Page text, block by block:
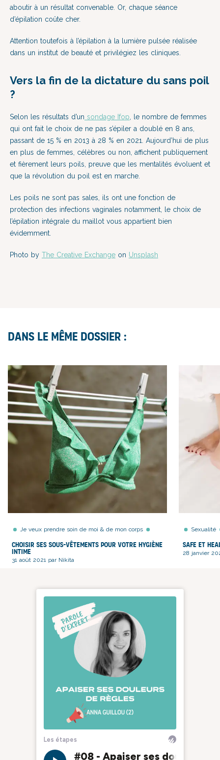
aboutir à un résultat convenable. Or, chaque séance
d’épilation coûte cher.
Attention toutefois à l’épilation à la lumière pulsée réalisée
dans un institut de beauté et privilégiez les cliniques.
Vers la fin de la dictature du sans poil
?
Selon les résultats d’un sondage Ifop , le nombre de femmes
qui ont fait le choix de ne pas s’épiler a doublé en 8 ans,
passant de 15 % en 2013 à 28 % en 2021. Aujourd’hui de plus
en plus de femmes, célèbres ou non, affichent publiquement
et fièrement leurs poils, preuve que les mentalités évoluent et
que la révolution du poil est en marche.
Les poils ne sont pas sales, ils ont une fonction de
protection des infections vaginales notamment, le choix de
l’épilation intégrale du maillot vous appartient bien
évidemment.
Photo by The Creative Exchange on Unsplash
Dans le même dossier :
Je veux prendre soin de moi & de mon corps
Choisir ses sous-vêtements pour votre hygiène
intime
31 août 2021 par Nikita
Sexualité
Safe et
28 janvier